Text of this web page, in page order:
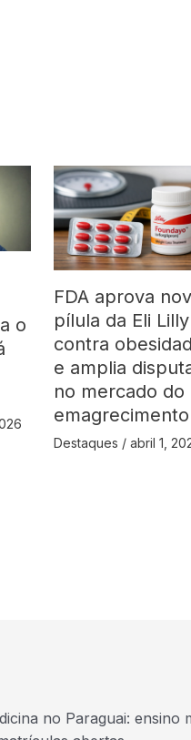
o
FDA aprova
pílula da Eli Lilly
contra
e amplia
no mercado do
emagrecimento
Destaques /abril 1,
no Paraguai: ensino